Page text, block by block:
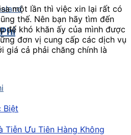
Biệt
Tiễn Ưu Tiên Hàng Không
một lần thì việc xin lại rất có
thế. Nên bạn hãy tìm đến
để khó khăn ấy của mình được
đơn vị cung cấp các dịch vụ
giá cả phải chăng chính là